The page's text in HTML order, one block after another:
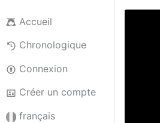
Accueil
Chronologique
Connexion
Créer un compte
français